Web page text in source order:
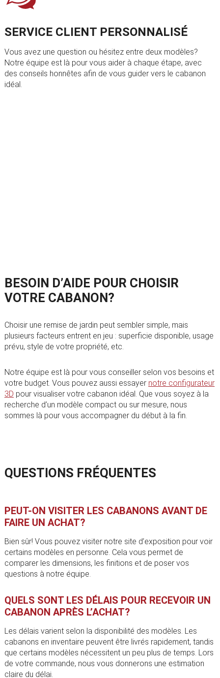
SERVICE CLIENT PERSONNALISÉ
Vous avez une question ou hésitez entre deux modèles?
Notre équipe est là pour vous aider à chaque étape, avec
des conseils honnêtes afin de vous guider vers le cabanon
idéal.
BESOIN D’AIDE POUR CHOISIR
VOTRE CABANON?
Choisir une remise de jardin peut sembler simple, mais
plusieurs facteurs entrent en jeu : superficie disponible, usage
prévu, style de votre propriété, etc.
Notre équipe est là pour vous conseiller selon vos besoins et
votre budget. Vous pouvez aussi essayer notre configurateur
3D pour visualiser votre cabanon idéal. Que vous soyez à la
recherche d’un modèle compact ou sur mesure, nous
sommes là pour vous accompagner du début à la fin.
QUESTIONS FRÉQUENTES
PEUT-ON VISITER LES CABANONS AVANT DE
FAIRE UN ACHAT?
Bien sûr! Vous pouvez visiter notre site d’exposition pour voir
certains modèles en personne. Cela vous permet de
comparer les dimensions, les finitions et de poser vos
questions à notre équipe.
QUELS SONT LES DÉLAIS POUR RECEVOIR UN
CABANON APRÈS L’ACHAT?
Les délais varient selon la disponibilité des modèles. Les
cabanons en inventaire peuvent être livrés rapidement, tandis
que certains modèles nécessitent un peu plus de temps. Lors
de votre commande, nous vous donnerons une estimation
claire du délai.